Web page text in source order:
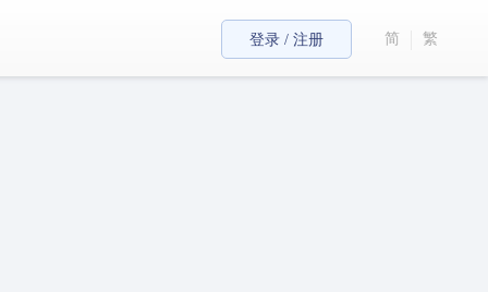
登录 / 注册 简 繁